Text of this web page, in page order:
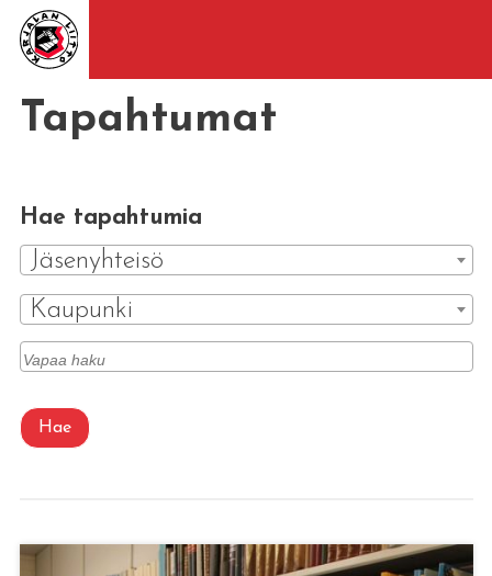
Tapahtumat
Hae tapahtumia
Jäsenyhteisö
Kaupunki
Hae